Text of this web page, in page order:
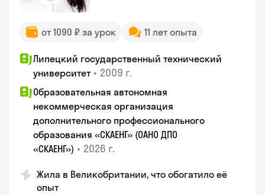
от 1090 ₽ за урок 11 лет опыта
Липецкий государственный технический
университет • 2009 г.
Образовательная автономная
некоммерческая организация
дополнительного профессионального
образования «СКАЕНГ» (ОАНО ДПО
«СКАЕНГ») • 2026 г.
Жила в Великобритании, что обогатило её
опыт